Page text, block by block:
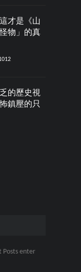
才是《山
物」的真
的歷史視
鎮壓的只
Posts enter